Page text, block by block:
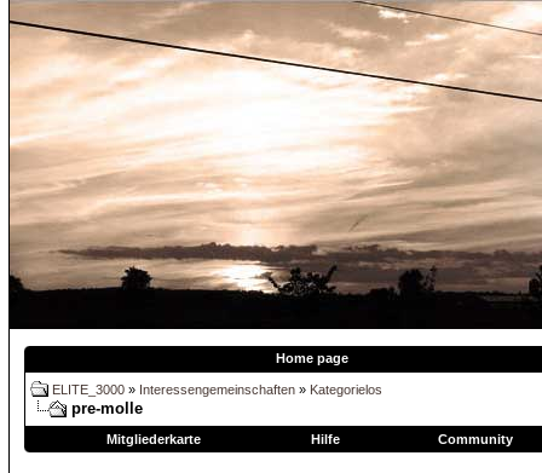
Home page
ELITE_3000 » Interessengemeinschaften » Kategorielos
pre-molle
Mitgliederkarte Hilfe Community